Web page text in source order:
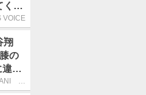
くれ
スロ
VOICE
翔
の
和
だ休
二
3連覇